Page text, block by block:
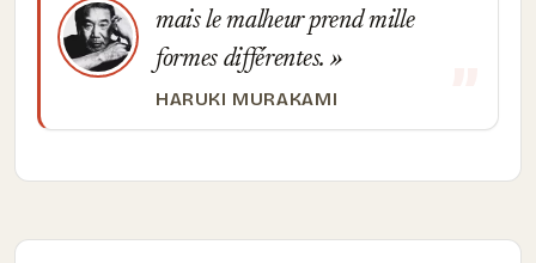
mais le malheur prend mille
formes différentes.
HARUKI MURAKAMI